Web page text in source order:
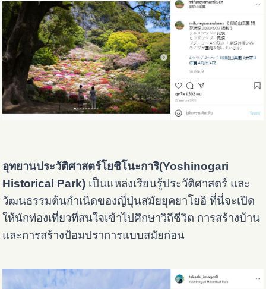
อุทยานประวัติศาสตร์โยชิโนะการิ(Yoshinogari
Historical Park) เป็นแหล่งเรียนรู้ประวัติศาสตร์ และ
วัฒนธรรมต้นกำเนิดของญี่ปุ่นสมัยยุคยาโยอิ ที่นี่จะเปิด
ให้นักท่องเที่ยวที่สนใจเข้าไปศึกษาวิถีชีวิต การสร้างบ้าน
และการสร้างป้อมปราการแบบสมัยก่อน